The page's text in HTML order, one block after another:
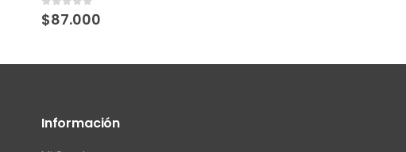
0out of 5
$87.000
Información